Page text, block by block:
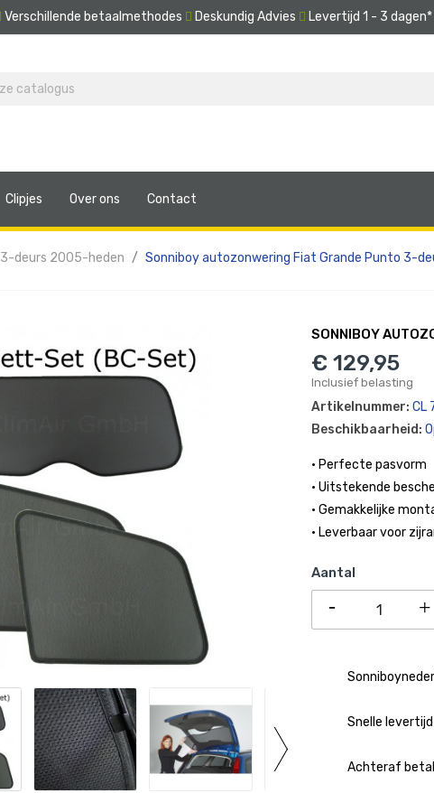
Verschillende betaalmethodes Deskundig Advies Levertijd 1 - 3 dagen*
Clipjes Over ons Contact
3-deurs 2005-heden Sonniboy autozonwering Fiat Grande Punto 3-
SONNIBOY
€ 129,95
Inclusief belasting
Artikelnummer: CL
Beschikbaarheid:
• Perfecte pasvorm
• Uitstekende
• Gemakkelijke
• Leverbaar voor
Aantal
Snelle
Achteraf